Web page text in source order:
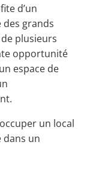
d’un
grands
plusieurs
opportunité
espace de
un local
dans un